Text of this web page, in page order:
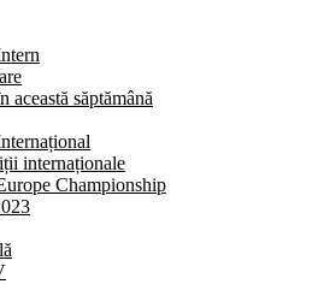
această săptămână
internaționale
Championship